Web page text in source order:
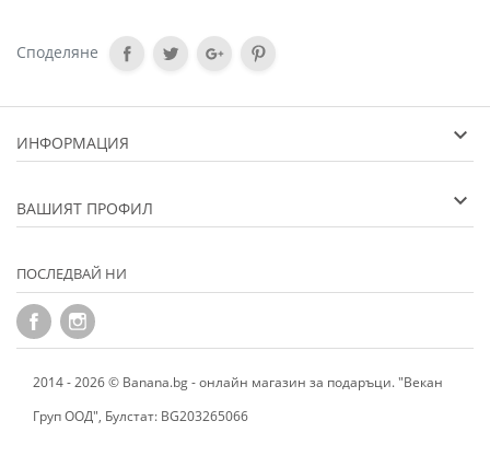
Споделяне
ИНФОРМАЦИЯ
ВАШИЯТ ПРОФИЛ
ПОСЛЕДВАЙ НИ
2014 - 2026 © Banana.bg - онлайн магазин за подаръци. "Векан
Груп ООД", Булстат: BG203265066